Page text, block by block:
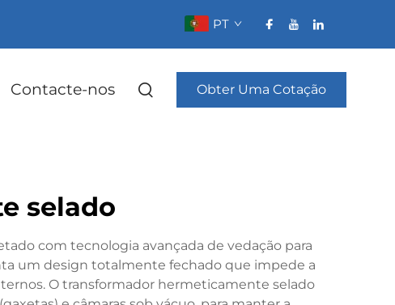
PT
Contacte-nos Obter Uma Cotação
selado
com tecnologia avançada de vedação para
um design totalmente fechado que impede a
O transformador hermeticamente selado